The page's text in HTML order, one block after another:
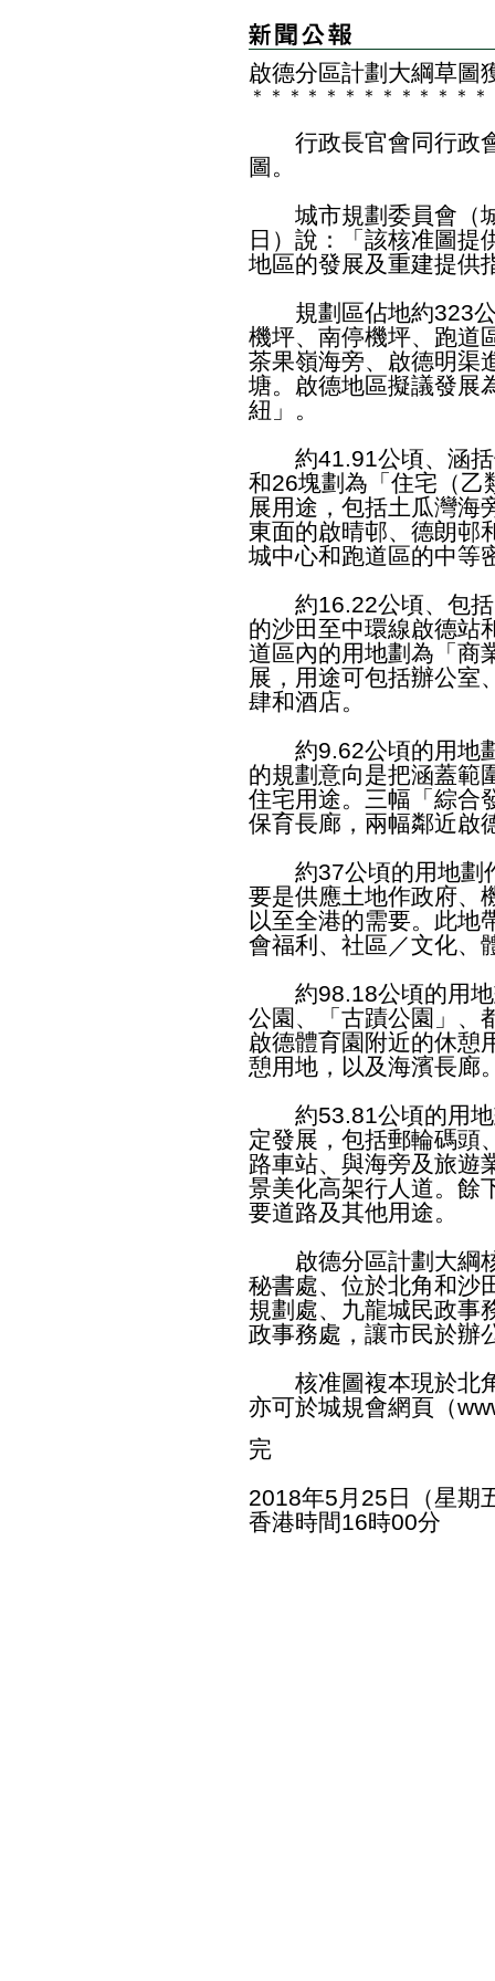
啟德分區計劃大綱草圖
＊ ＊ ＊ ＊ ＊ ＊ ＊ ＊ ＊ ＊ ＊ ＊ ＊
行政長官會同行政會
圖。
城市規劃委員會（城
日）說：「該核准圖提
地區的發展及重建提供
規劃區佔地約323公
機坪、南停機坪、跑道
茶果嶺海旁、啟德明渠
塘。啟德地區擬議發展
紐」。
約41.91公頃、涵括
和26塊劃為「住宅（乙
展用途，包括土瓜灣海
東面的啟晴邨、德朗邨
城中心和跑道區的中等
約16.22公頃、包括
的沙田至中環線啟德站
道區內的用地劃為「商
展，用途可包括辦公室
肆和酒店。
約9.62公頃的用地劃
的規劃意向是把涵蓋範
住宅用途。三幅「綜合
保育長廊，兩幅鄰近啟
約37公頃的用地劃
要是供應土地作政府、
以至全港的需要。此地
會福利、社區／文化、
約98.18公頃的用地
公園、「古蹟公園」、
啟德體育園附近的休憩
憩用地，以及海濱長廊
約53.81公頃的用地
定發展，包括郵輪碼頭
路車站、與海旁及旅遊
景美化高架行人道。餘
要道路及其他用途。
啟德分區計劃大綱核
秘書處、位於北角和沙
規劃處、九龍城民政事
政事務處，讓市民於辦
核准圖複本現於北角
亦可於城規會網頁（
完
2018年5月25日（星期
香港時間16時00分